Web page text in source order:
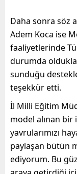
Daha sonra söz
Adem Koca ise
faaliyetlerinde
durumda
sunduğu
teşekkür etti.
İl Milli Eğitim
model alınan bir
yavrularımızı
paylaşan bütün
ediyorum. Bu